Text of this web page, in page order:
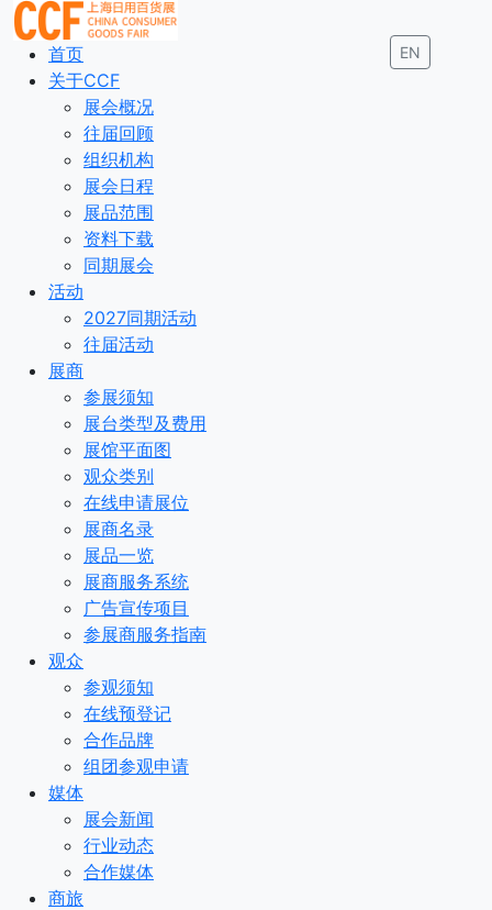
EN
首页
关于CCF
展会概况
往届回顾
组织机构
展会日程
展品范围
资料下载
同期展会
活动
2027同期活动
往届活动
展商
参展须知
展台类型及费用
展馆平面图
观众类别
在线申请展位
展商名录
展品一览
展商服务系统
广告宣传项目
参展商服务指南
观众
参观须知
在线预登记
合作品牌
组团参观申请
媒体
展会新闻
行业动态
合作媒体
商旅